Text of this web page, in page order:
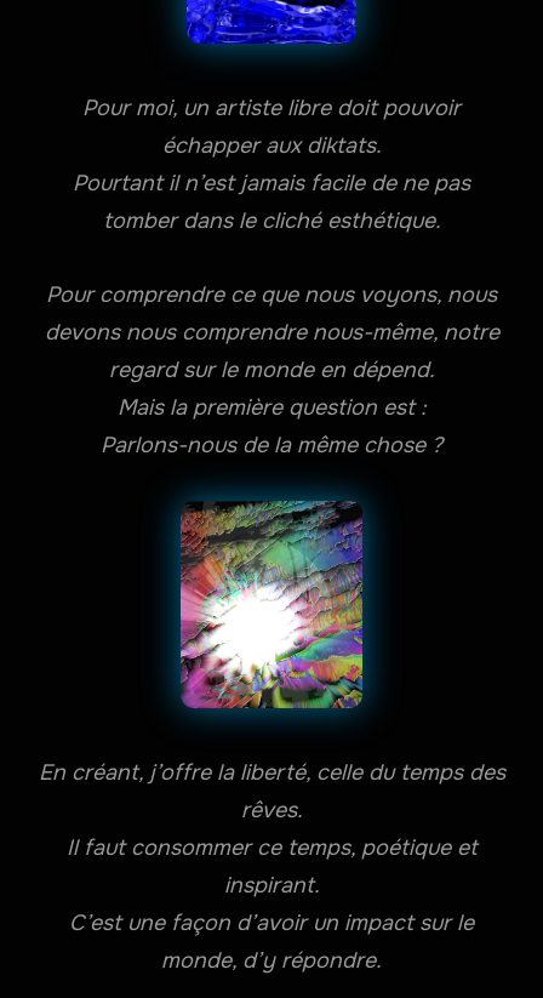
Pour moi, un artiste libre doit pouvoir
échapper aux diktats.
Pourtant il n’est jamais facile de ne pas
tomber dans le cliché esthétique.
Pour comprendre ce que nous voyons, nous
devons nous comprendre nous-même, notre
regard sur le monde en dépend.
Mais la première question est :
Parlons-nous de la même chose ?
En créant, j’offre la liberté, celle du temps des
rêves.
Il faut consommer ce temps, poétique et
inspirant.
C’est une façon d’avoir un impact sur le
monde, d’y répondre.